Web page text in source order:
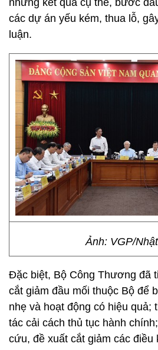
những kết quả cụ thể, bước
các dự án yếu kém, thua lỗ,
luận.
Ảnh: VGP/
Đặc biệt, Bộ Công Thương đã
cắt giảm đầu mối thuộc Bộ để
nhẹ và hoạt động có hiệu quả;
tác cải cách thủ tục hành
cứu, đề xuất cắt giảm các điều